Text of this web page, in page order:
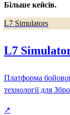
Більше кейсів.
L7 Simulators
L7
Платформа
технології для
↗